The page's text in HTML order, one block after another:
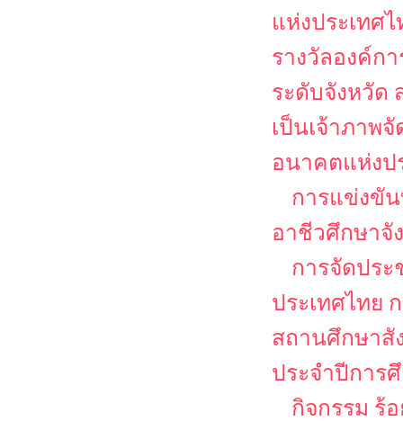
แห่งประเทศ
รางวัลองค์ก
ระดับจังหวัด
เป็นเจ้าภาพ
อนาคตแห่งป
การแข่งขั
อาชีวศึกษาจั
การจัดปร
ประเทศไทย
สถานศึกษาสั
ประจำปีการ
กิจกรรม ร้